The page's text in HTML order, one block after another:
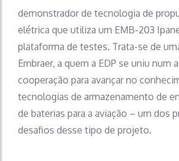
demonstrador de tecnologia de
elétrica que utiliza um EMB-203
plataforma de testes. Trata-se de
Embraer, a quem a EDP se uniu num
cooperação para avançar no
tecnologias de armazenamento de
de baterias para a aviação – um dos
desafios desse tipo de projeto.